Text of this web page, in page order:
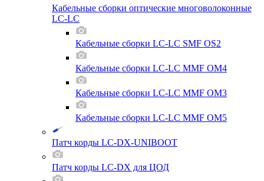
Кабельные сборки оптические многоволоконные
LC-LC
Кабельные сборки LC-LC SMF OS2
Кабельные сборки LC-LC MMF OM4
Кабельные сборки LC-LC MMF OM3
Кабельные сборки LC-LC MMF OM5
Патч корды LC-DX-UNIBOOT
Патч корды LC-DX для ЦОД